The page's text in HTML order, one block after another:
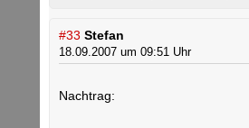
#33 Stefan
18.09.2007 um 09:51 Uhr
Nachtrag: